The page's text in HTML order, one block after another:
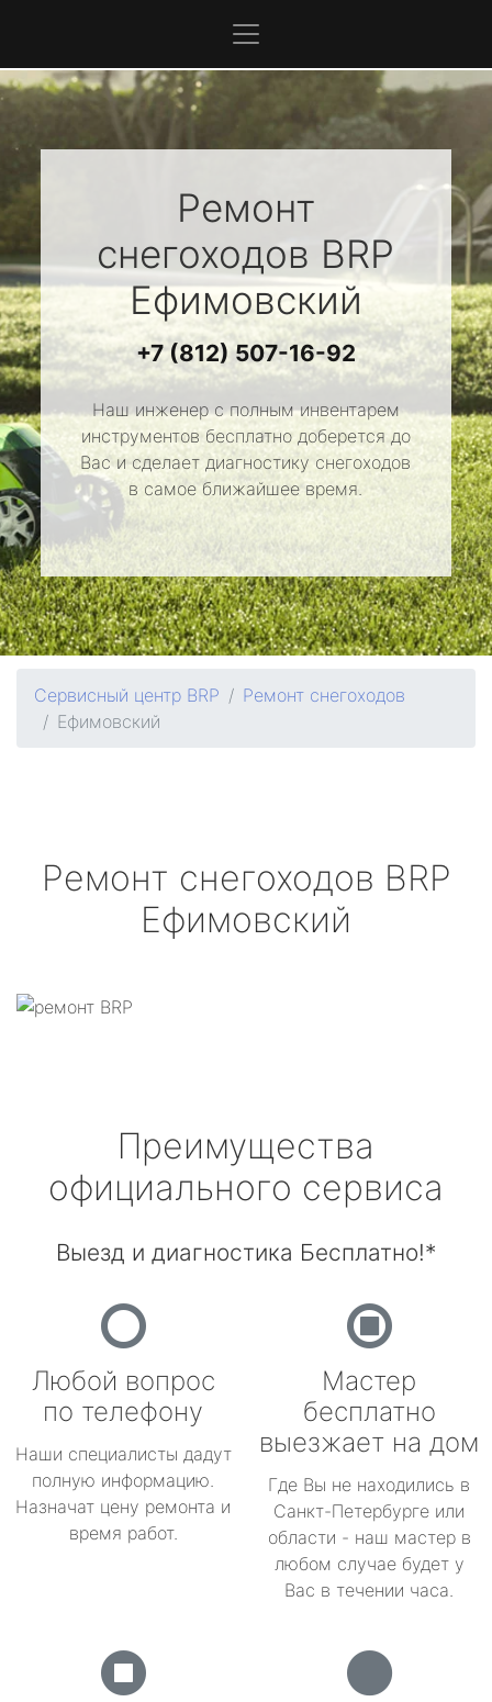
Ремонт
снегоходов BRP
Ефимовский
+7 (812) 507-16-92
Наш инженер с полным инвентарем
инструментов бесплатно доберется до
Вас и сделает диагностику снегоходов
в самое ближайшее время.
Сервисный центр BRP
Ремонт снегоходов
Ефимовский
Ремонт снегоходов BRP
Ефимовский
Преимущества
официального сервиса
Выезд и диагностика Бесплатно!*
Любой вопрос
по телефону
Наши специалисты дадут
полную информацию.
Назначат цену ремонта и
время работ.
Мастер
бесплатно
выезжает на дом
Где Вы не находились в
Санкт-Петербурге или
области - наш мастер в
любом случае будет у
Вас в течении часа.